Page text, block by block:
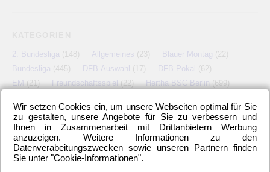
2. Bundesliga (148) Allgemeines (23) Blauer Montag (22)
Bundesliga (445) DFB-Auswahl (17) DFB-Pokal (62)
EM (21) Freundschaftsspiel (22) Hertha BSC Berlin (699)
UEFA Europa League(22) UEFA-Cup(12)
META
Wir setzen Cookies ein, um unsere Webseiten optimal für Sie
zu gestalten, unsere Angebote für Sie zu verbessern und
Ihnen in Zusammenarbeit mit Drittanbietern Werbung
anzuzeigen. Weitere Informationen zu den
Datenverabeitungszwecken sowie unseren Partnern finden
Sie unter "Cookie-Informationen".